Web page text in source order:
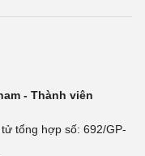
- Thành viên
tổng hợp số: 692/GP-